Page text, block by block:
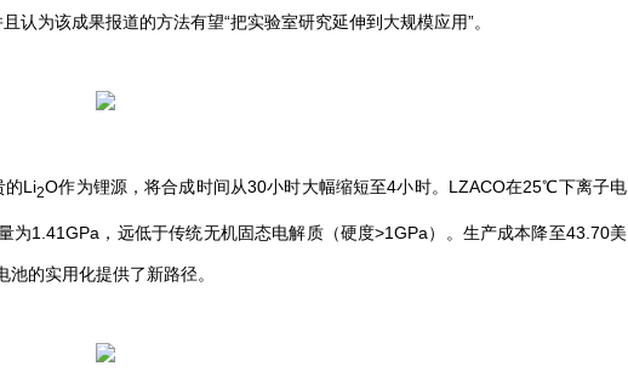
认为该成果报道的方法有望“把实验室研究延伸到大规模应用”。
的Li2O作为锂源，将合成时间从30小时大幅缩短至4小时。LZACO在25℃下离子电
为1.41GPa，远低于传统无机固态电解质（硬度>1GPa）。生产成本降至43.70美
的实用化提供了新路径。